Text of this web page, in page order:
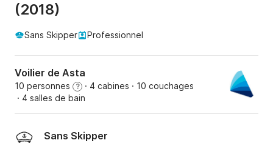
(2018)
Sans Skipper Professionnel
Voilier de Asta
10 personnes ? · 4 cabines · 10 couchages
· 4 salles de bain
Sans Skipper